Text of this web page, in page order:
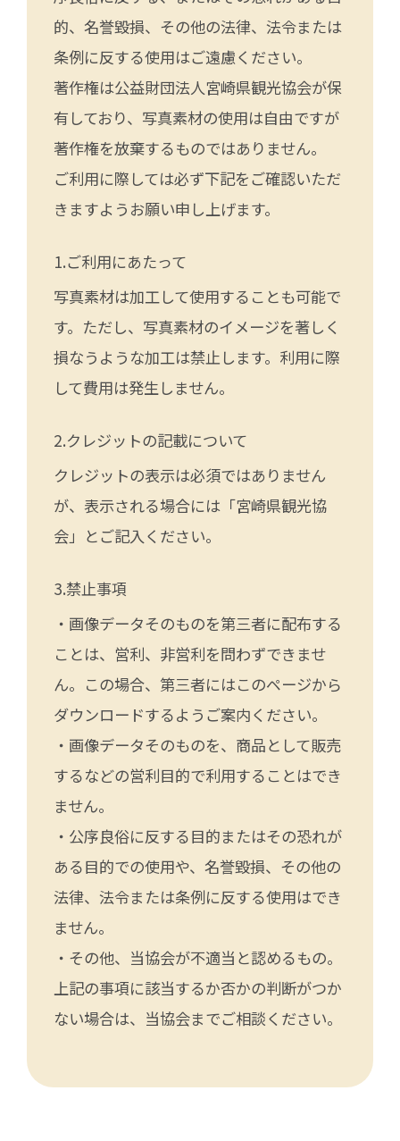
的、名誉毀損、その他の法律、法令または
条例に反する使用はご遠慮ください。
著作権は公益財団法人宮崎県観光協会が保
有しており、写真素材の使用は自由ですが
著作権を放棄するものではありません。
ご利用に際しては必ず下記をご確認いただ
きますようお願い申し上げます。
ご利用にあたって
写真素材は加工して使用することも可能で
す。ただし、写真素材のイメージを著しく
損なうような加工は禁止します。利用に際
して費用は発生しません。
クレジットの記載について
クレジットの表示は必須ではありません
が、表示される場合には「宮崎県観光協
会」とご記入ください。
禁止事項
・画像データそのものを第三者に配布する
ことは、営利、非営利を問わずできませ
ん。この場合、第三者にはこのページから
ダウンロードするようご案内ください。
・画像データそのものを、商品として販売
するなどの営利目的で利用することはでき
ません。
・公序良俗に反する目的またはその恐れが
ある目的での使用や、名誉毀損、その他の
法律、法令または条例に反する使用はでき
ません。
・その他、当協会が不適当と認めるもの。
上記の事項に該当するか否かの判断がつか
ない場合は、当協会までご相談ください。